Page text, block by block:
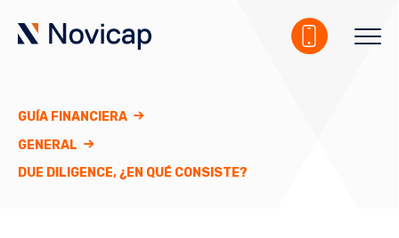
GUÍA FINANCIERA
GENERAL
DUE DILIGENCE, ¿EN QUÉ CONSISTE?